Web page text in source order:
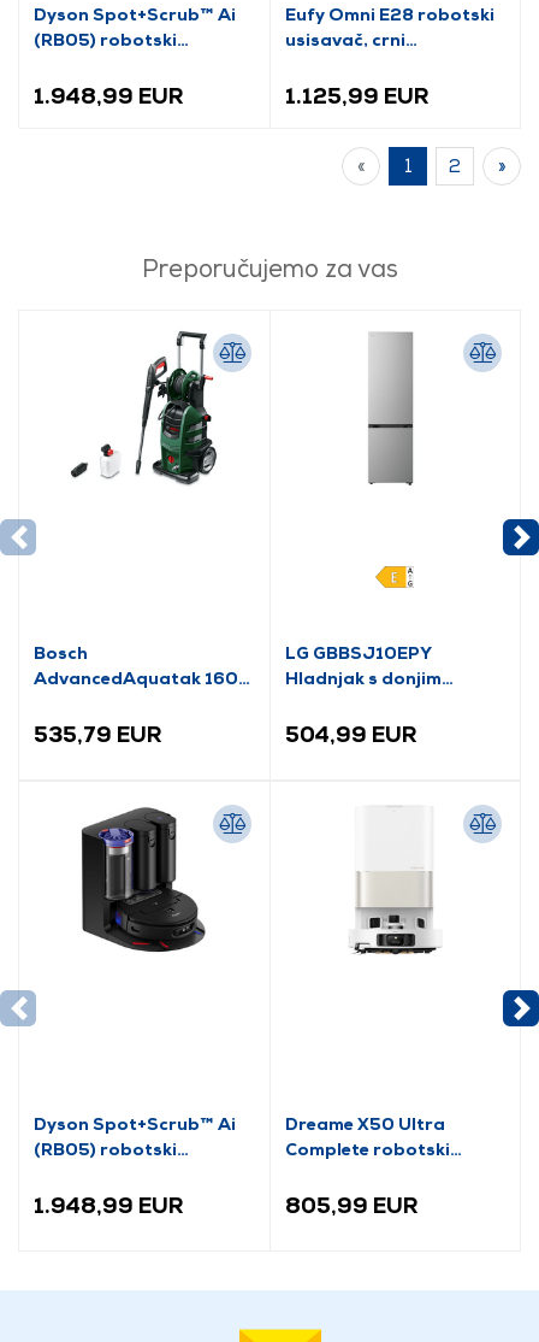
Dyson Spot+Scrub™ Ai
(RB05) robotski
1.948,99 EUR
Eufy Omni E28 robotski
usisavač, crni
1.125,99 EUR
« 1 2 »
Preporučujemo za vas
Bosch
AdvancedAquatak 160
(06008A7800)
535,79 EUR
LG GBBSJ10EPY
Hladnjak s donjim
504,99 EUR
Dyson Spot+Scrub™ Ai
(RB05) robotski
1.948,99 EUR
Dreame X50 Ultra
Complete robotski
(RLX85CE-1)
805,99 EUR